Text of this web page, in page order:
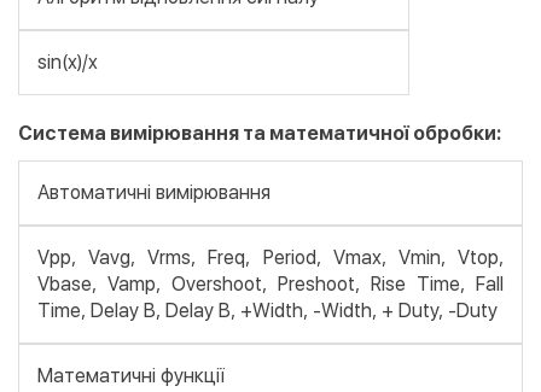
sin(x)/x
Система вимірювання та математичної обробки:
Автоматичні вимірювання
Vpp, Vavg, Vrms, Freq, Period, Vmax, Vmin, Vtop,
Vbase, Vamp, Overshoot, Preshoot, Rise Time, Fall
Time, Delay B, Delay B, +Width, -Width, + Duty, -Duty
Математичні функції